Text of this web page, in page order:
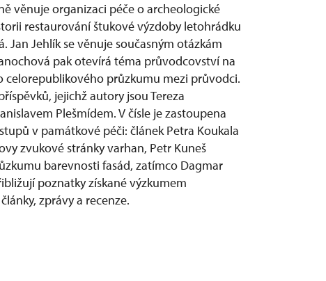
věnuje organizaci péče o archeologické
restaurování štukové výzdoby letohrádku
Jan Jehlík se věnuje současným otázkám
pak otevírá téma průvodcovství na
celorepublikového průzkumu mezi průvodci.
jejichž autory jsou Tereza
Plešmídem. V čísle je zastoupena
v památkové péči: článek Petra Koukala
zvukové stránky varhan, Petr Kuneš
barevnosti fasád, zatímco Dagmar
poznatky získané výzkumem
zprávy a recenze.